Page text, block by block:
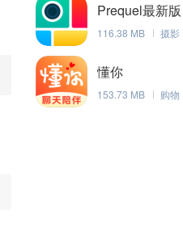
Prequel最新版
116.38 MB 摄影
懂你
153.73 MB 购物